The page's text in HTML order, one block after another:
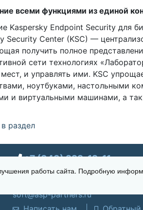
всеми функциями из единой
Kaspersky Endpoint Security для
Security Center (KSC) —
получить полное
сети технологиях
и управлять ими. KSC
ноутбуками, настольными
и виртуальными машинами, а
раздел
+7 (343) 222-12-11
г. Екатеринбург, ул. Щорса 7,
soft@asp-partners.ru
работы сайта. Подробную